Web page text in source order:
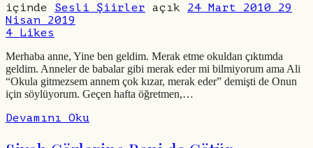
içinde Sesli Şiirler açık 24 Mart 2010 29
Nisan 2019
4
Likes
Merhaba anne, Yine ben geldim. Merak etme okuldan çıktımda
geldim. Anneler de babalar gibi merak eder mi bilmiyorum ama Ali
“Okula gitmezsem annem çok kızar, merak eder” demişti de Onun
için söylüyorum. Geçen hafta öğretmen,…
Devamını Oku